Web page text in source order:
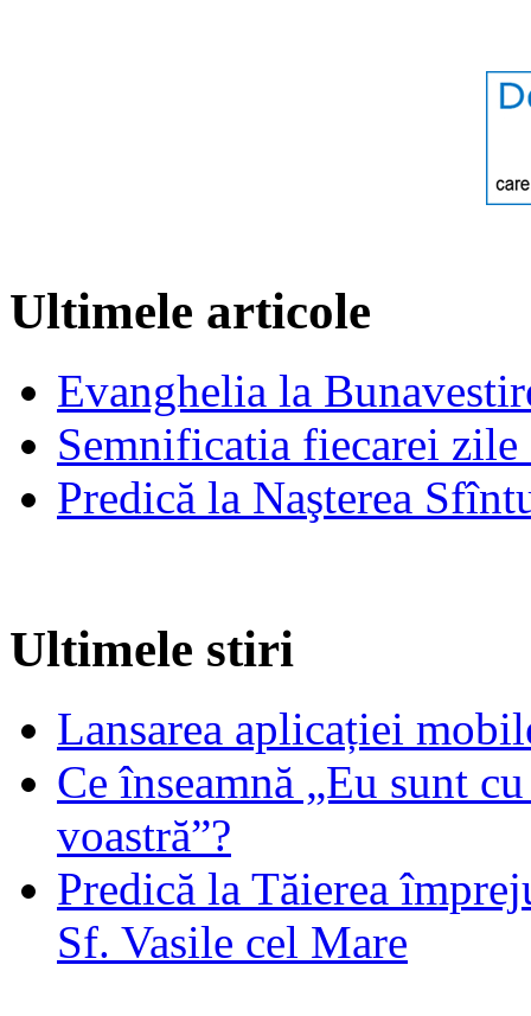
Ultimele articole
Evanghelia la
Semnificatia fiecarei
Predică la Naşterea
Ultimele stiri
Lansarea aplicației
Ce înseamnă „Eu sunt
voastră”?
Predică la Tăierea
Sf. Vasile cel Mare